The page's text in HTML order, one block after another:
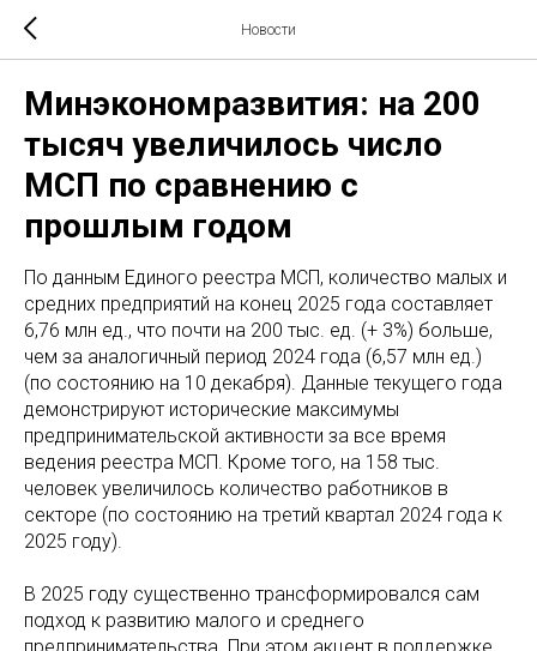
Новости
Минэкономразвития: на 200
тысяч увеличилось число
МСП по сравнению с
прошлым годом
По данным Единого реестра МСП, количество малых и
средних предприятий на конец 2025 года составляет
6,76 млн ед., что почти на 200 тыс. ед. (+ 3%) больше,
чем за аналогичный период 2024 года (6,57 млн ед.)
(по состоянию на 10 декабря). Данные текущего года
демонстрируют исторические максимумы
предпринимательской активности за все время
ведения реестра МСП. Кроме того, на 158 тыс.
человек увеличилось количество работников в
секторе (по состоянию на третий квартал 2024 года к
2025 году).
В 2025 году существенно трансформировался сам
подход к развитию малого и среднего